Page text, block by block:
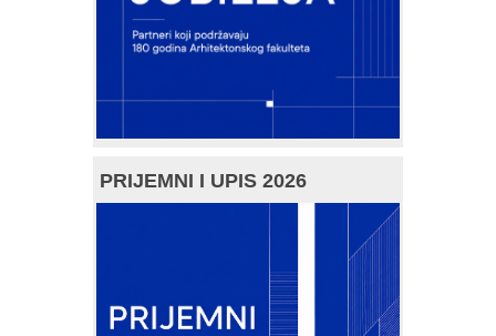
PRIJEMNI I UPIS 2026